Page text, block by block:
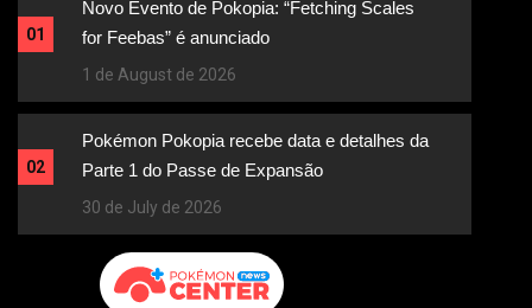
01
Novo Evento de Pokopia: “Fetching Scales
for Feebas” é anunciado
1 de August de 2026
02
Pokémon Pokopia recebe data e detalhes da
Parte 1 do Passe de Expansão
30 de July de 2026